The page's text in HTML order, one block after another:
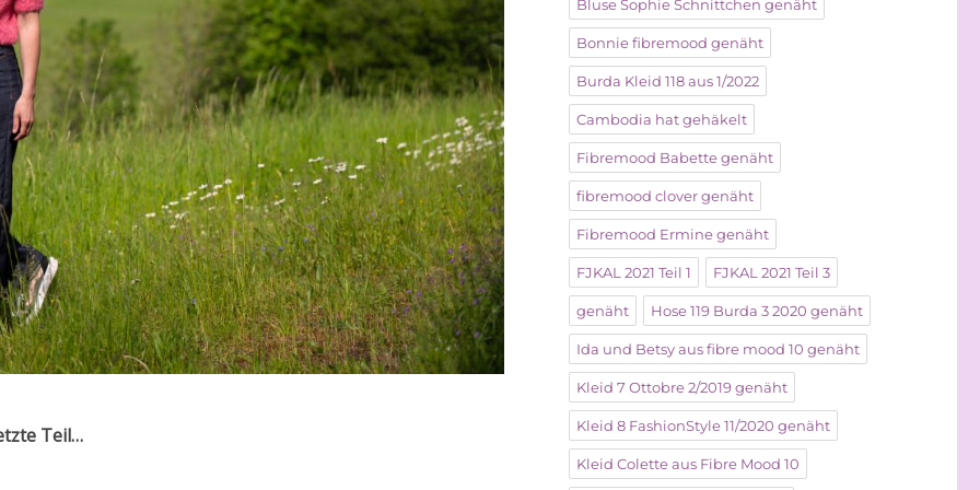
Teil…
Bluse Sophie Schnittchen genäht
Bonnie fibremood genäht
Burda Kleid 118 aus 1/2022
Cambodia hat gehäkelt
Fibremood Babette genäht
fibremood clover genäht
Fibremood Ermine genäht
FJKAL 2021 Teil 1 FJKAL 2021 Teil 3
genäht Hose 119 Burda 3 2020 genäht
Ida und Betsy aus fibre mood 10 genäht
Kleid 7 Ottobre 2/2019 genäht
Kleid 8 FashionStyle 11/2020 genäht
Kleid Colette aus Fibre Mood 10